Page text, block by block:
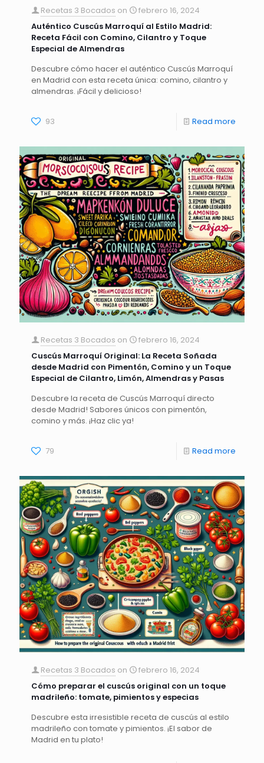
Recetas 3 Bocados on
febrero 16, 2024
Auténtico Cuscús Marroquí al Estilo Madrid:
Receta Fácil con Comino, Cilantro y Toque
Especial de Almendras
Descubre cómo hacer el auténtico Cuscús Marroquí
en Madrid con esta receta única: comino, cilantro y
almendras. ¡Fácil y delicioso!
93 Read more
Recetas 3 Bocados on
febrero 16, 2024
Cuscús Marroquí Original: La Receta Soñada
desde Madrid con Pimentón, Comino y un Toque
Especial de Cilantro, Limón, Almendras y Pasas
Descubre la receta de Cuscús Marroquí directo
desde Madrid! Sabores únicos con pimentón,
comino y más. ¡Haz clic ya!
79 Read more
Recetas 3 Bocados on
febrero 16, 2024
Cómo preparar el cuscús original con un toque
madrileño: tomate, pimientos y especias
Descubre esta irresistible receta de cuscús al estilo
madrileño con tomate y pimientos. ¡El sabor de
Madrid en tu plato!